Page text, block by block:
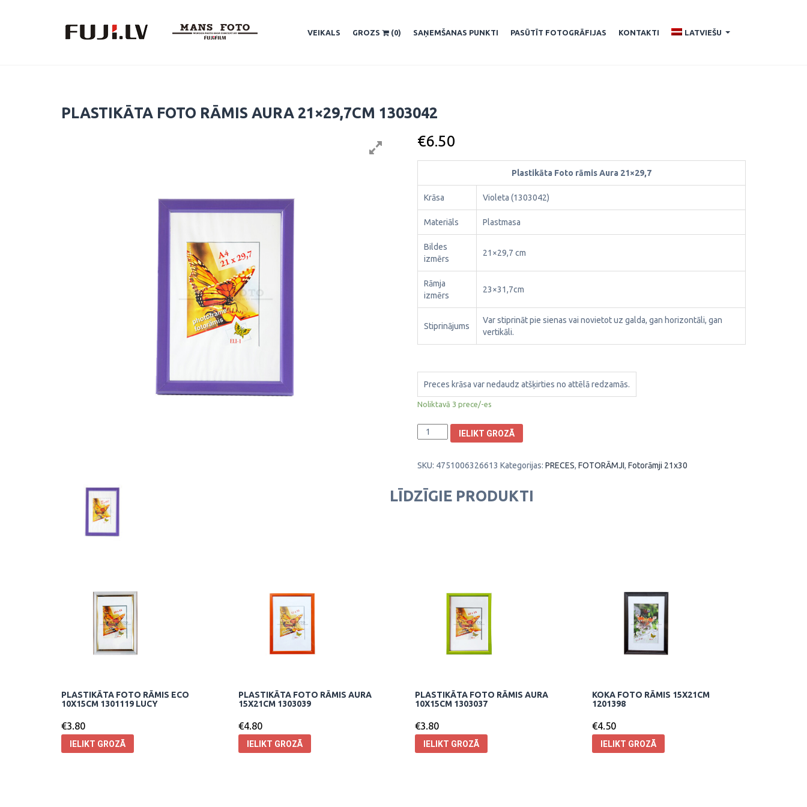
VEIKALS GROZS (0) SAŅEMŠANAS PUNKTI PASŪTĪT FOTOGRĀFIJAS KONTAKTI
LATVIEŠU
PLASTIKĀTA FOTO RĀMIS AURA 21×29,7CM 1303042
€6.50
Plastikāta Foto rāmis Aura 21×29,7
Krāsa Violeta (1303042)
Materiāls Plastmasa
Bildes
izmērs
21×29,7 cm
Rāmja
izmērs
23×31,7cm
Stiprinājums
Var stiprināt pie sienas vai novietot uz galda, gan horizontāli, gan
vertikāli.
Preces krāsa var nedaudz atšķirties no attēlā redzamās.
Noliktavā 3 prece/-es
Plastikāta
Foto
Aura
1303042
daudzums
IELIKT GROZĀ
SKU: 4751006326613 Kategorijas: PRECES, FOTORĀMJI, Fotorāmji 21x30
LĪDZĪGIE PRODUKTI
PLASTIKĀTA FOTO RĀMIS ECO
10X15CM 1301119 LUCY
€3.80
IELIKT GROZĀ
PLASTIKĀTA FOTO RĀMIS AURA
15X21CM 1303039
€4.80
IELIKT GROZĀ
PLASTIKĀTA FOTO RĀMIS AURA
10X15CM 1303037
€3.80
IELIKT GROZĀ
KOKA FOTO RĀMIS 15X21CM
1201398
€4.50
IELIKT GROZĀ